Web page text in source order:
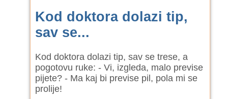
Kod doktora dolazi tip,
sav se...
Kod doktora dolazi tip, sav se trese, a
pogotovu ruke: - Vi, izgleda, malo previse
pijete? - Ma kaj bi previse pil, pola mi se
prolije!